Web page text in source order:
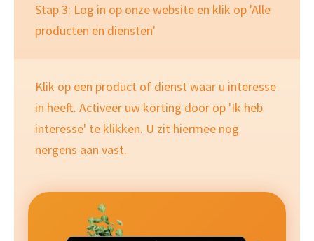
Stap 3: Log in op onze website en klik op 'Alle
producten en diensten'
Klik op een product of dienst waar u interesse
in heeft. Activeer uw korting door op 'Ik heb
interesse' te klikken. U zit hiermee nog
nergens aan vast.